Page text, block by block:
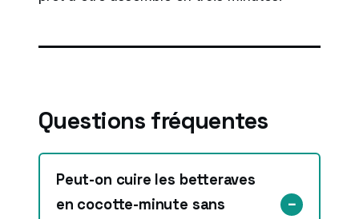
Questions fréquentes
Peut-on cuire les betteraves
en cocotte-minute sans